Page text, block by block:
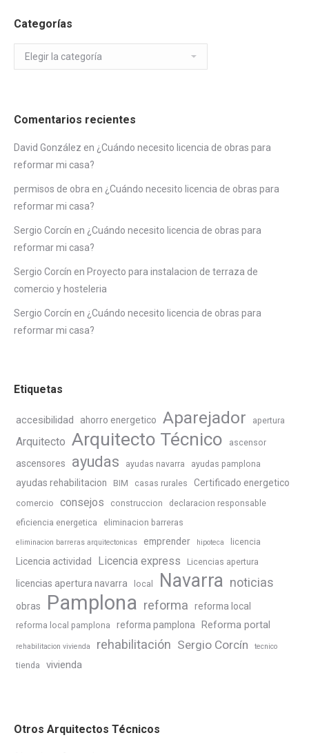
Categorías
Categorías
Comentarios recientes
David González en ¿Cuándo necesito licencia de obras para
reformar mi casa?
permisos de obra en ¿Cuándo necesito licencia de obras para
reformar mi casa?
Sergio Corcín en ¿Cuándo necesito licencia de obras para
reformar mi casa?
Sergio Corcín en Proyecto para instalacion de terraza de
comercio y hosteleria
Sergio Corcín en ¿Cuándo necesito licencia de obras para
reformar mi casa?
Etiquetas
accesibilidad ahorro energetico Aparejador apertura
Arquitecto Arquitecto Técnico ascensor
ascensores ayudas ayudas navarra ayudas pamplona
ayudas rehabilitacion BIM casas rurales Certificado energetico
comercio consejos construccion
declaracion responsable
eficiencia energetica
eliminacion barreras
eliminacion barreras arquitectonicas emprender hipoteca licencia
Licencia actividad Licencia express Licencias apertura
licencias apertura navarra local Navarra noticias
obras Pamplona reforma reforma local
reforma local pamplona reforma pamplona Reforma portal
rehabilitacion vivienda rehabilitación Sergio Corcín tecnico
tienda vivienda
Otros Arquitectos Técnicos